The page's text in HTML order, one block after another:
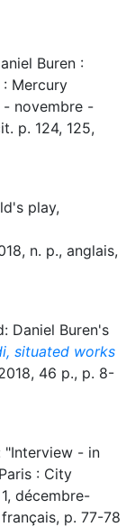
Buren :
: Mercury
- novembre -
p. 124, 125,
play,
n. p., anglais,
Daniel Buren's
situated works
46 p., p. 8-
"Interview - in
: City
décembre-
p. 77-78